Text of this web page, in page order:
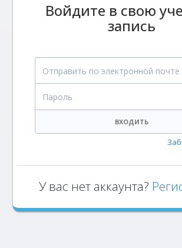
Войдите в свою
запись
Отправить по электронной почте
ВХОДИТЬ
У вас нет аккаунта?